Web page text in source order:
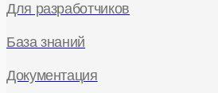
Для разработчиков
База знаний
Документация